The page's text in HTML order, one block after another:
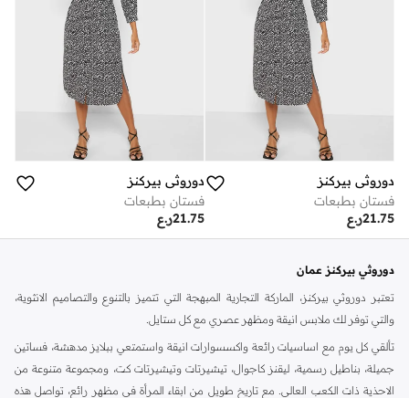
دوروثي بيركنز
فستان بطبعات
ر.ع21.75
دوروثي بيركنز
فستان بطبعات
ر.ع21.75
دوروثي بيركنز عمان
تعتبر دوروثي بيركنز، الماركة التجارية المبهجة التي تتميز بالتنوع والتصاميم الانثوية،
والتي توفر لك ملابس انيقة ومظهر عصري مع كل ستايل.
تألقي كل يوم مع اساسيات رائعة واكسسوارات انيقة واستمتعي ببلايز مدهشة، فساتين
جميلة، بناطيل رسمية، ليقنز كاجوال، تيشيرتات وتيشيرتات كت، ومجموعة متنوعة من
الاحذية ذات الكعب العالي. مع تاريخ طويل من ابقاء المرأة في مظهر رائع، تواصل هذه